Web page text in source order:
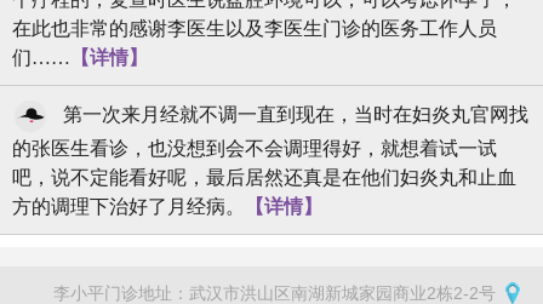
在此也非常的感谢李医生以及李医生门诊的医务工作人员
们…… 【详情】
第一次来月经就不调一直到现在，当时在妇炎丸官网找
的张医生看诊，也没想到会不会调理得好，就想着试一试
吧，说不定能看好呢，最后居然还真是在他们妇炎丸和止血
方的调理下治好了月经病。
【详情】
李小平门诊地址：武汉市洪山区南湖新城家园商业2栋2-2号